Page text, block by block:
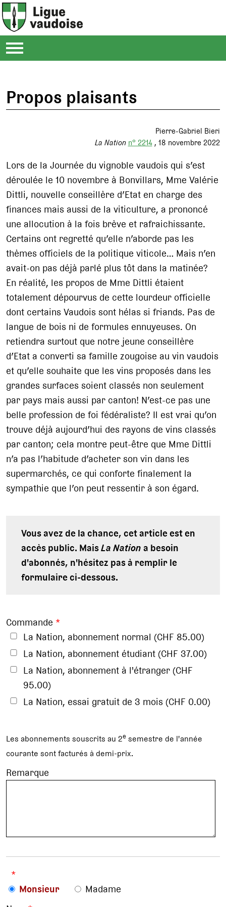
Propos plaisants
Pierre-Gabriel Bieri
La Nation n° 2214 18 novembre 2022
Lors de la Journée du vignoble vaudois qui s’est
déroulée le 10 novembre à Bonvillars, Mme Valérie
Dittli, nouvelle conseillère d’Etat en charge des
finances mais aussi de la viticulture, a prononcé
une allocution à la fois brève et rafraichissante.
Certains ont regretté qu’elle n’aborde pas les
thèmes officiels de la politique viticole… Mais n’en
avait-on pas déjà parlé plus tôt dans la matinée?
En réalité, les propos de Mme Dittli étaient
totalement dépourvus de cette lourdeur officielle
dont certains Vaudois sont hélas si friands. Pas de
langue de bois ni de formules ennuyeuses. On
retiendra surtout que notre jeune conseillère
d’Etat a converti sa famille zougoise au vin vaudois
et qu’elle souhaite que les vins proposés dans les
grandes surfaces soient classés non seulement
par pays mais aussi par canton! N’est-ce pas une
belle profession de foi fédéraliste? Il est vrai qu’on
trouve déjà aujourd’hui des rayons de vins classés
par canton; cela montre peut-être que Mme Dittli
n’a pas l’habitude d’acheter son vin dans les
supermarchés, ce qui conforte finalement la
sympathie que l’on peut ressentir à son égard.
Vous avez de la chance, cet article est en
accès public. MaisLa Nationa besoin
d'abonnés, n'hésitez pas à remplir le
formulaire ci-dessous.
Commande *
La Nation, abonnement normal (CHF 85.00)
La Nation, abonnement étudiant (CHF 37.00)
La Nation, abonnement à l'étranger (CHF
95.00)
La Nation, essai gratuit de 3 mois (CHF 0.00)
Les abonnements souscrits au 2e semestre de l'année
courante sont facturés à demi-prix.
Remarque
*
Monsieur
Madame